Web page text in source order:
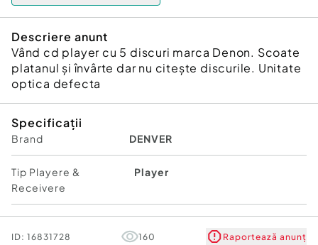
Descriere anunt
Vând cd player cu 5 discuri marca Denon. Scoate
platanul și învârte dar nu citește discurile. Unitate
optica defecta
Specificații
Brand DENVER
Tip Playere &
Receivere
Player
ID: 16831728 160 Raportează anunț